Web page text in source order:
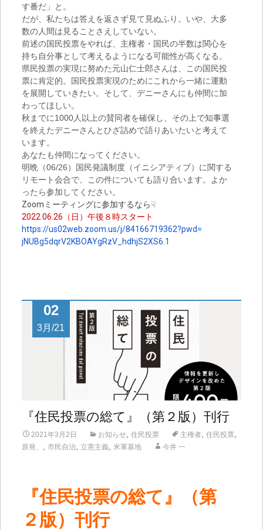
す番だ」と。
だが、私たちは答えを返さず見て見ぬふり。いや、大多
数の人間は見ることさえしていない。
前述の国民投票をやれば、主権者・国民の半数は関心を
持ち自分事として考えるようになる可能性が高くなる。
県民投票の実現に努めた元山仁士郎さんは、この国民投
票に肯定的。国民投票実現のためにこれから一緒に運動
を展開していきたい。そして、デニーさんにも仲間に加
わってほしい。
秋までに1000人以上の賛同者を確保し、その上で知事選
を終えたデニーさんとひざ詰めで語りあいたいと考えて
います。
あなたも仲間になってください。
明晩（06/26）国民発議制度（イニシアティブ）に関する
リモート会合で、この件についても語り合います。よか
ったら参加してください。
Zoomミーティングに参加するなら☟
2022.06.26（日）午後８時スタート
https://us02web.zoom.us/j/84166719362?pwd=
jNUBg5dqrV2KBOAYgRzV_
hdhjS2XS6.1
02
3月/21
『住民投票の総て』（第２版）刊行
2021年3月2日 お知らせ 住民投票 主権者, 住民投票,
原発、 市民自治, 立憲主義 米軍基地 今井 一
『住民投票の総て』（第
２版）刊行